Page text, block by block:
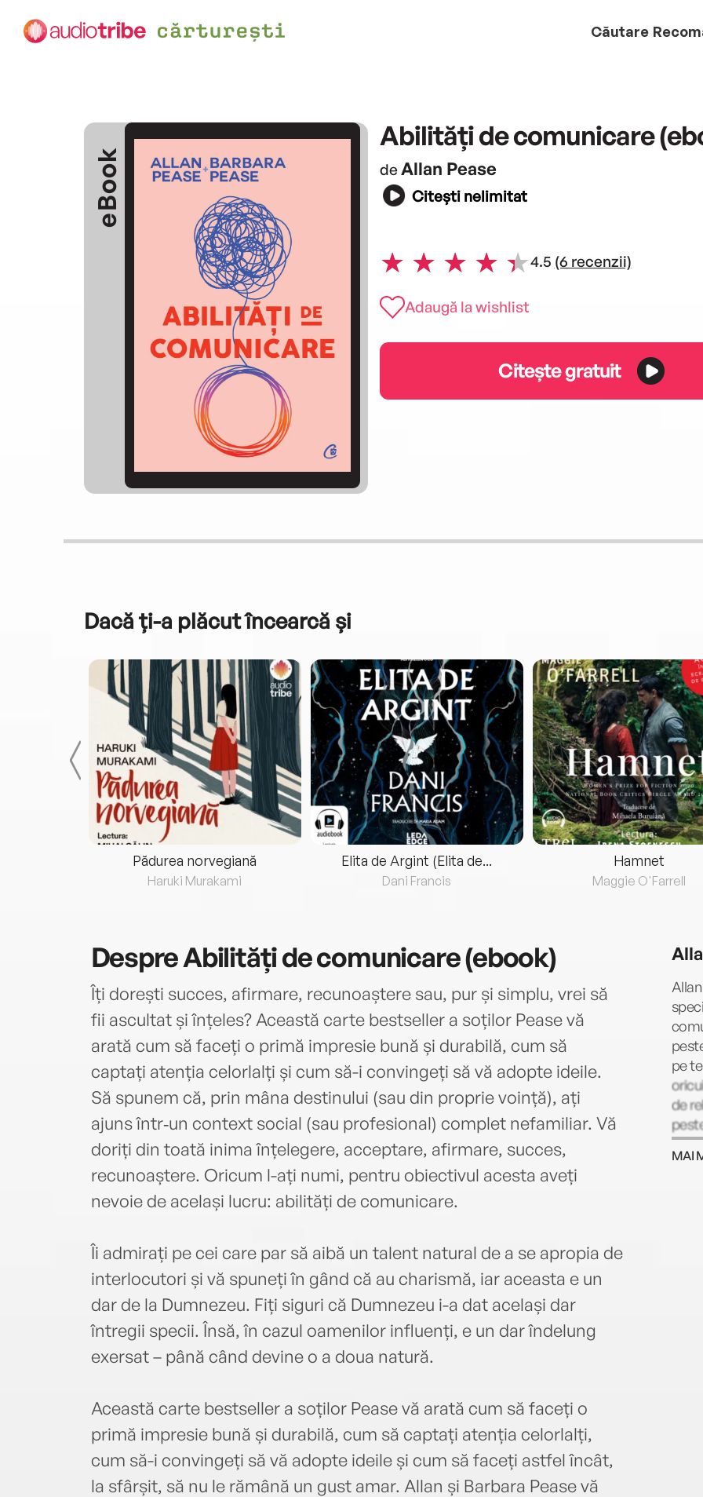
Căutare
eBook
Abilități de comunicare
de Allan Pease
Citești nelimitat
4.5 (6 recenzii)
Adaugă la wishlist
Citește gratuit
Dacă ți-a plăcut încearcă și
Pădurea norvegiană
Haruki Murakami
Elita de Argint (Elita de...
Dani Francis
Hamnet
Maggie O'Farrell
DespreAbilități de comunicare (ebook)
Îți dorești succes, afirmare, recunoaștere sau, pur și simplu, vrei să
fii ascultat și înțeles? Această carte bestseller a soților Pease vă
arată cum să faceți o primă impresie bună și durabilă, cum să
captați atenția celorlalți și cum să-i convingeți să vă adopte ideile.
Să spunem că, prin mâna ­destinului (sau din proprie voință), ați
ajuns într‑un context social (sau profesional) complet nefamiliar. Vă
doriți din toată inima înțelegere, acceptare, afirmare, succes,
recunoaștere. Oricum l-ați numi, pentru obiectivul acesta aveți
nevoie de același lucru: abilități de comunicare.
Îi admirați pe cei care par să aibă un talent natural de a se apropia de
interlocutori și vă spuneți în gând că au charismă, iar aceasta e un
dar de la Dumnezeu. Fiți siguri că Dumnezeu i-a dat același dar
întregii specii. Însă, în cazul oame­nilor influenți, e un dar îndelung
exersat – până când devine o a doua natură.
Această carte bestseller a soților Pease vă arată cum să faceți o
primă impresie bună și durabilă, cum să captați atenția celorlalți,
cum să-i convingeți să vă adopte ideile și cum să faceți astfel încât,
la sfârșit, să nu le rămână un gust amar. Allan și Barbara Pease vă
pe
de
MAI